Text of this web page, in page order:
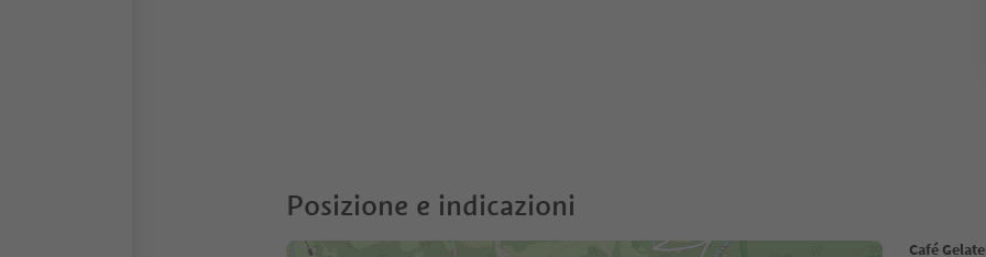
Posizione e indicazioni
Café